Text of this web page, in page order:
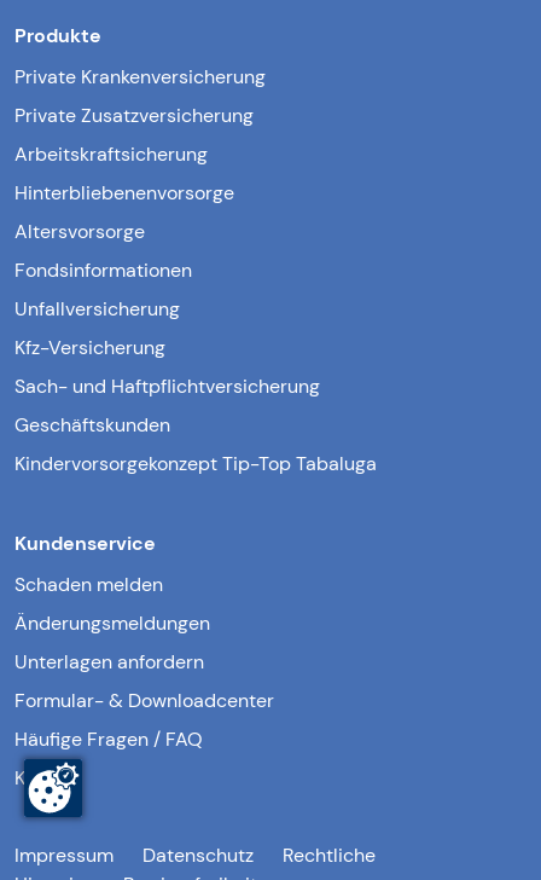
Produkte
Private Krankenversicherung
Private Zusatzversicherung
Arbeitskraftsicherung
Hinterbliebenenvorsorge
Altersvorsorge
Fondsinformationen
Unfallversicherung
Kfz-Versicherung
Sach- und Haftpflichtversicherung
Geschäftskunden
Kindervorsorgekonzept Tip-Top Tabaluga
Kundenservice
Schaden melden
Änderungsmeldungen
Unterlagen anfordern
Formular- & Downloadcenter
Häufige Fragen / FAQ
Kontakt
Impressum Datenschutz
Rechtliche